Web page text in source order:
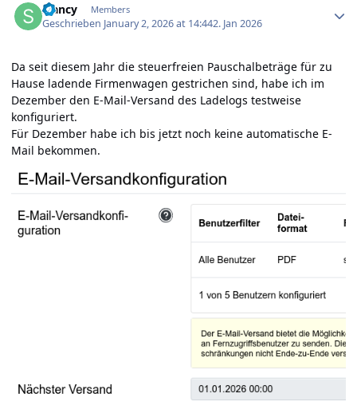
sfancy Members
Geschrieben January 2, 2026 at 14:442. Jan 2026
Da seit diesem Jahr die steuerfreien Pauschalbeträge für zu
Hause ladende Firmenwagen gestrichen sind, habe ich im
Dezember den E-Mail-Versand des Ladelogs testweise
konfiguriert.
Für Dezember habe ich bis jetzt noch keine automatische E-
Mail bekommen.